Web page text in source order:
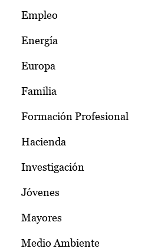
Empleo
Energía
Europa
Familia
Formación Profesional
Hacienda
Investigación
Jóvenes
Mayores
Medio Ambiente